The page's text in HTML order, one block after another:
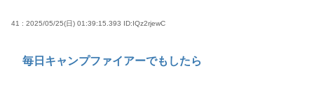
41 : 2025/05/25(日) 01:39:15.393 ID:IQz2rjewC
毎日キャンプファイアーでもしたら